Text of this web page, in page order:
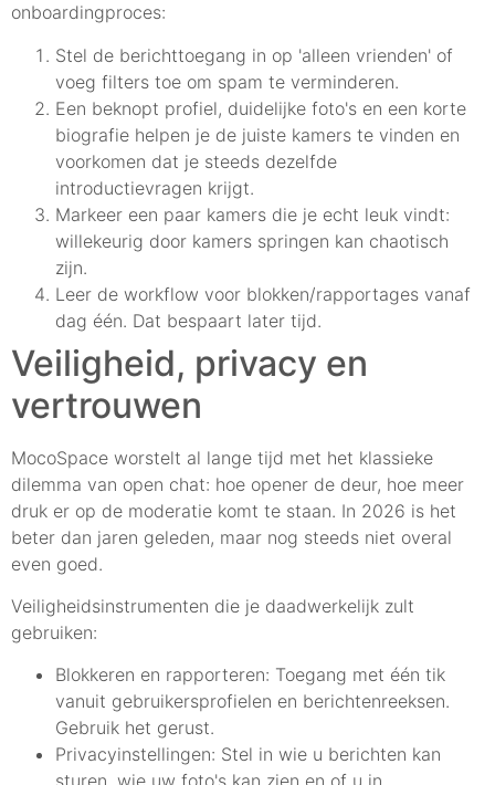
onboardingproces:
Stel de berichttoegang in op 'alleen vrienden' of
voeg filters toe om spam te verminderen.
Een beknopt profiel, duidelijke foto's en een korte
biografie helpen je de juiste kamers te vinden en
voorkomen dat je steeds dezelfde
introductievragen krijgt.
Markeer een paar kamers die je echt leuk vindt:
willekeurig door kamers springen kan chaotisch
zijn.
Leer de workflow voor blokken/rapportages vanaf
dag één. Dat bespaart later tijd.
Veiligheid, privacy en
vertrouwen
MocoSpace worstelt al lange tijd met het klassieke
dilemma van open chat: hoe opener de deur, hoe meer
druk er op de moderatie komt te staan. In 2026 is het
beter dan jaren geleden, maar nog steeds niet overal
even goed.
Veiligheidsinstrumenten die je daadwerkelijk zult
gebruiken:
Blokkeren en rapporteren: Toegang met één tik
vanuit gebruikersprofielen en berichtenreeksen.
Gebruik het gerust.
Privacyinstellingen: Stel in wie u berichten kan